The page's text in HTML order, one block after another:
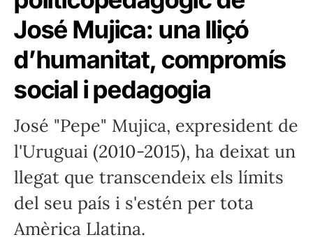
José Mujica: una lliçó
d’humanitat, compromís
social i pedagogia
José "Pepe" Mujica, expresident de
l'Uruguai (2010-2015), ha deixat un
llegat que transcendeix els límits
del seu país i s'estén per tota
Amèrica Llatina.